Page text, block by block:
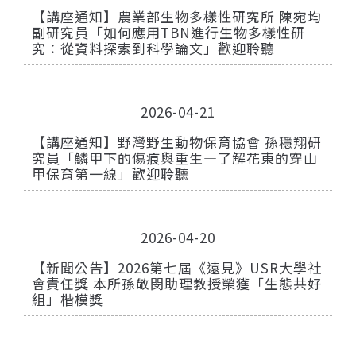
【講座通知】農業部生物多樣性研究所 陳宛均
副研究員「如何應用TBN進行生物多樣性研
究：從資料探索到科學論文」歡迎聆聽
2026-04-21
【講座通知】野灣野生動物保育協會 孫穩翔研
究員「鱗甲下的傷痕與重生—了解花東的穿山
甲保育第一線」歡迎聆聽
2026-04-20
【新聞公告】2026第七屆《遠見》USR大學社
會責任獎 本所孫敬閔助理教授榮獲「生態共好
組」楷模獎